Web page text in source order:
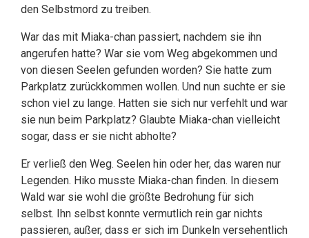
den Selbstmord zu treiben.
War das mit Miaka-chan passiert, nachdem sie ihn
angerufen hatte? War sie vom Weg abgekommen und
von diesen Seelen gefunden worden? Sie hatte zum
Parkplatz zurückkommen wollen. Und nun suchte er sie
schon viel zu lange. Hatten sie sich nur verfehlt und war
sie nun beim Parkplatz? Glaubte Miaka-chan vielleicht
sogar, dass er sie nicht abholte?
Er verließ den Weg. Seelen hin oder her, das waren nur
Legenden. Hiko musste Miaka-chan finden. In diesem
Wald war sie wohl die größte Bedrohung für sich
selbst. Ihn selbst konnte vermutlich rein gar nichts
passieren, außer, dass er sich im Dunkeln versehentlich